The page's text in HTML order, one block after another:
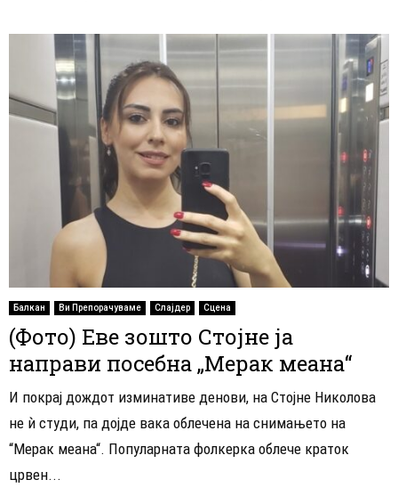
Балкан Ви Препорачуваме Слајдер Сцена
(Фото) Еве зошто Стојне ја
направи посебна „Мерак меана“
И покрај дождот изминативе денови, на Стојне Николова
не ѝ студи, па дојде вака облечена на снимањето на
“Мерак меана“. Популарната фолкерка облече краток
црвен...